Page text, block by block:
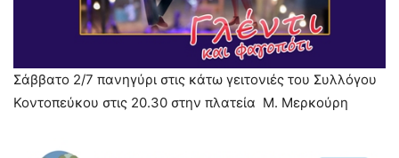
Σάββατο 2/7 πανηγύρι στις κάτω γειτονιές του Συλλόγου
Κοντοπεύκου στις 20.30 στην πλατεία Μ. Μερκούρη